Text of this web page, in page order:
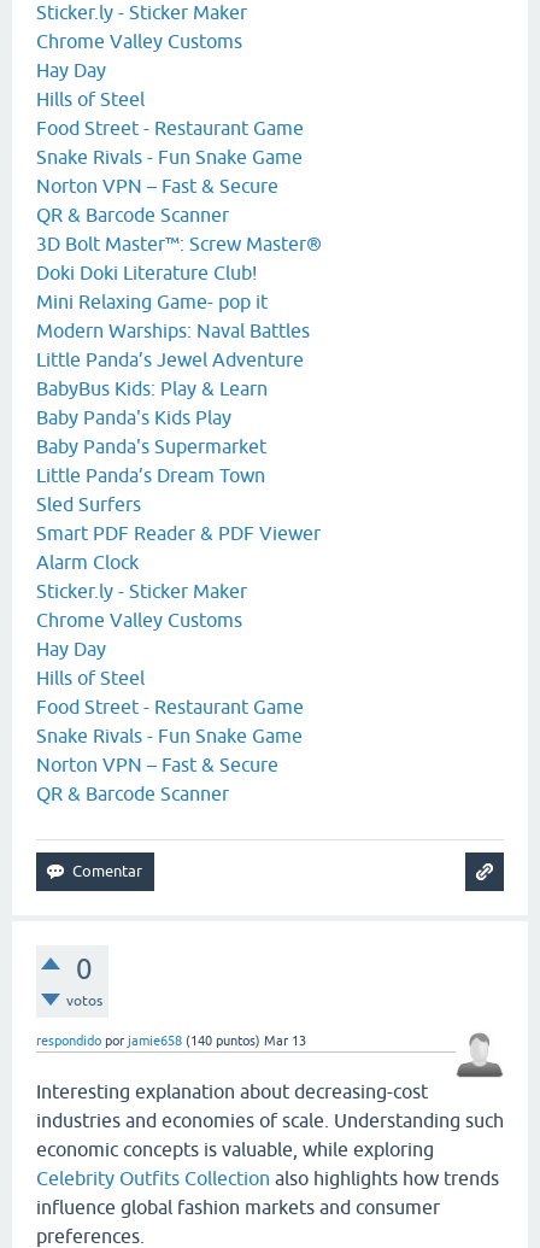
Sticker.ly - Sticker Maker
Chrome Valley Customs
Hay Day
Hills of Steel
Food Street - Restaurant Game
Snake Rivals - Fun Snake Game
Norton VPN – Fast & Secure
QR & Barcode Scanner
3D Bolt Master™: Screw Master®
Doki Doki Literature Club!
Mini Relaxing Game- pop it
Modern Warships: Naval Battles
Little Panda’s Jewel Adventure
BabyBus Kids: Play & Learn
Baby Panda's Kids Play
Baby Panda's Supermarket
Little Panda’s Dream Town
Sled Surfers
Smart PDF Reader & PDF Viewer
Alarm Clock
Sticker.ly - Sticker Maker
Chrome Valley Customs
Hay Day
Hills of Steel
Food Street - Restaurant Game
Snake Rivals - Fun Snake Game
Norton VPN – Fast & Secure
QR & Barcode Scanner
0
votos
respondido por jamie658 (140 puntos) Mar 13
Interesting explanation about decreasing-cost
industries and economies of scale. Understanding such
economic concepts is valuable, while exploring
Celebrity Outfits Collection also highlights how trends
influence global fashion markets and consumer
preferences.